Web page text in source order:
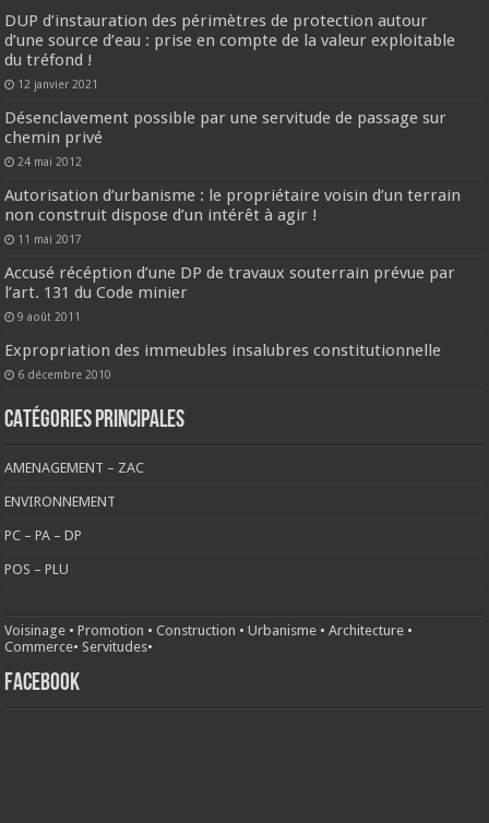
DUP d’instauration des périmètres de protection autour
d’une source d’eau : prise en compte de la valeur exploitable
du tréfond !
12 janvier 2021
Désenclavement possible par une servitude de passage sur
chemin privé
24 mai 2012
Autorisation d’urbanisme : le propriétaire voisin d’un terrain
non construit dispose d’un intérêt à agir !
11 mai 2017
Accusé récéption d’une DP de travaux souterrain prévue par
l’art. 131 du Code minier
9 août 2011
Expropriation des immeubles insalubres constitutionnelle
6 décembre 2010
CATÉGORIES PRINCIPALES
AMENAGEMENT – ZAC
ENVIRONNEMENT
PC – PA – DP
POS – PLU
Voisinage •Promotion •Construction •Urbanisme •Architecture •
Commerce• Servitudes•
FACEBOOK